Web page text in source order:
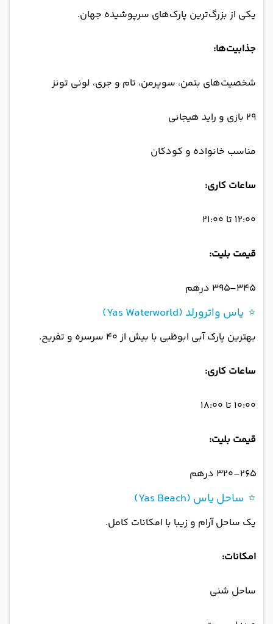
یکی از بزرگ‌ترین پارک‌های سرپوشیده جهان.
جذابیت‌ها:
شخصیت‌های بتمن، سوپرمن، تام و جری، لونی تونز
۲۹ بازی و راید هیجانی
مناسب خانواده و کودکان
ساعات کاری:
۱۲:۰۰ تا ۲۱:۰۰
قیمت بلیت:
۳۴۵–۳۹۵ درهم
⭐ یاس واترورلد (Yas Waterworld)
بهترین پارک آبی ابوظبی با بیش از ۴۰ سرسره و تفریح.
ساعات کاری:
۱۰:۰۰ تا ۱۸:۰۰
قیمت بلیت:
۲۶۵–۳۲۰ درهم
⭐ ساحل یاس (Yas Beach)
یک ساحل آرام و زیبا با امکانات کامل.
امکانات:
ساحل شنی